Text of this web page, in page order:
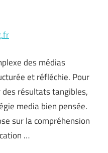
des médias
et réfléchie. Pour
résultats tangibles,
media bien pensée.
sur la compréhension
…